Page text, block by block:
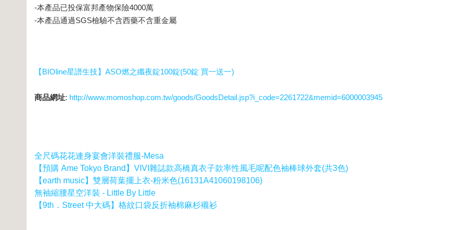
-本產品已投保富邦產物保險4000萬
-本產品通過SGS檢驗不含西藥不含重金屬
【BIOline星譜生技】ASO燃之纖夜錠100錠(50錠 買一送一)
商品網址: http://www.momoshop.com.tw/goods/GoodsDetail.jsp?i_code=2261722&memid=6000003945
全尺碼花花連身宴會洋裝禮服-Mesa
【預購 Ame Tokyo Brand】VIVI雜誌款高橋真衣子款率性風毛呢配色袖棒球外套(共3色)
【earth music】雙層荷葉擺上衣-粉米色(16131A41060198106)
無袖縮腰星空洋裝 - Little By Little
【9th．Street 中大碼】格紋口袋反折袖棉麻杉襯衫